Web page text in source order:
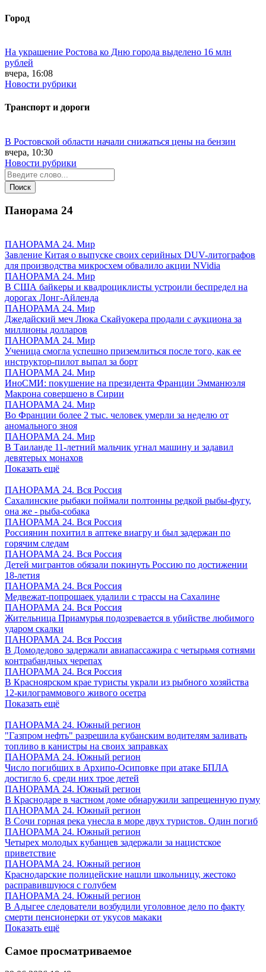
Город
На украшение Ростова ко Дню города выделено 16 млн
рублей
вчера, 16:08
Новости рубрики
Транспорт и дороги
В Ростовской области начали снижаться цены на бензин
вчера, 10:30
Новости рубрики
Панорама 24
ПАНОРАМА 24. Мир
Завление Китая о выпуске своих серийных DUV-литографов
для производства микросхем обвалило акции NVidia
ПАНОРАМА 24. Мир
В США байкеры и квадроциклисты устроили беспредел на
дорогах Лонг-Айленда
ПАНОРАМА 24. Мир
Джедайский меч Люка Скайуокера продали с аукциона за
миллионы долларов
ПАНОРАМА 24. Мир
Ученица смогла успешно приземлиться после того, как ее
инструктор-пилот выпал за борт
ПАНОРАМА 24. Мир
ИноСМИ: покушение на президента Франции Эмманюэля
Макрона совершено в Сирии
ПАНОРАМА 24. Мир
Во Франции более 2 тыс. человек умерли за неделю от
аномального зноя
ПАНОРАМА 24. Мир
В Таиланде 11-летний мальчик угнал машину и задавил
девятерых монахов
Показать ещё
ПАНОРАМА 24. Вся Россия
Сахалинские рыбаки поймали полтонны редкой рыбы-фугу,
она же - рыба-собака
ПАНОРАМА 24. Вся Россия
Россиянин похитил в аптеке виагру и был задержан по
горячим следам
ПАНОРАМА 24. Вся Россия
Детей мигрантов обязали покинуть Россию по достижении
18-летия
ПАНОРАМА 24. Вся Россия
Медвежат-попрошаек удалили с трассы на Сахалине
ПАНОРАМА 24. Вся Россия
Жительница Приамурья подозревается в убийстве любимого
ударом скалки
ПАНОРАМА 24. Вся Россия
В Домодедово задержали авиапассажира с четырьмя сотнями
контрабандных черепах
ПАНОРАМА 24. Вся Россия
В Красноярском крае туристы украли из рыбного хозяйства
12-килограммового живого осетра
Показать ещё
ПАНОРАМА 24. Южный регион
"Газпром нефть" разрешила кубанским водителям заливать
топливо в канистры на своих заправках
ПАНОРАМА 24. Южный регион
Число погибших в Архипо-Осиповке при атаке БПЛА
достигло 6, среди них трое детей
ПАНОРАМА 24. Южный регион
В Краснодаре в частном доме обнаружили запрещенную пуму
ПАНОРАМА 24. Южный регион
В Сочи горная река унесла в море двух туристов. Один погиб
ПАНОРАМА 24. Южный регион
Четырех молодых кубанцев задержали за нацистское
приветствие
ПАНОРАМА 24. Южный регион
Краснодарские полицейские нашли школьницу, жестоко
расправившуюся с голубем
ПАНОРАМА 24. Южный регион
В Адыгее следователи возбудили уголовное дело по факту
смерти пенсионерки от укусов макаки
Показать ещё
Самое просматриваемое